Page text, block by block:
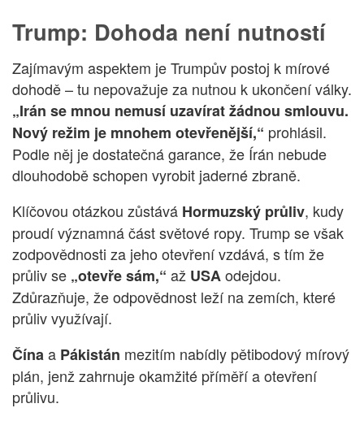
Trump: Dohoda není nutností
Zajímavým aspektem je Trumpův postoj k mírové
dohodě – tu nepovažuje za nutnou k ukončení války.
„Irán se mnou nemusí uzavírat žádnou smlouvu.
Nový režim je mnohem otevřenější,“ prohlásil.
Podle něj je dostatečná garance, že Írán nebude
dlouhodobě schopen vyrobit jaderné zbraně.
Klíčovou otázkou zůstává Hormuzský průliv, kudy
proudí významná část světové ropy. Trump se však
zodpovědnosti za jeho otevření vzdává, s tím že
průliv se „otevře sám,“ až USAodejdou.
Zdůrazňuje, že odpovědnost leží na zemích, které
průliv využívají.
Čínaa Pákistán mezitím nabídly pětibodový mírový
plán, jenž zahrnuje okamžité příměří a otevření
průlivu.